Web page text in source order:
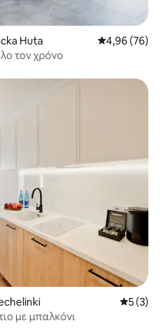
Huta Μέση
4,96 (76)
τον χρόνο
Μέση
5 (3)
με μπαλκόνι